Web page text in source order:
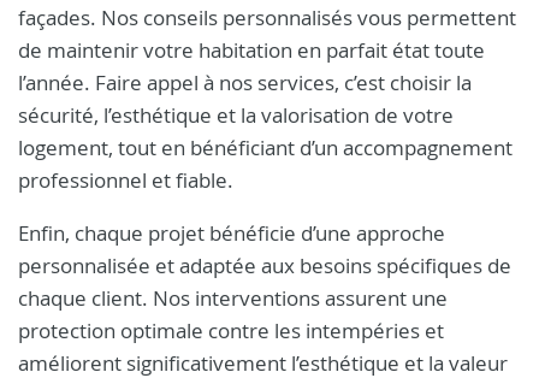
façades. Nos conseils personnalisés vous permettent
de maintenir votre habitation en parfait état toute
l’année. Faire appel à nos services, c’est choisir la
sécurité, l’esthétique et la valorisation de votre
logement, tout en bénéficiant d’un accompagnement
professionnel et fiable.
Enfin, chaque projet bénéficie d’une approche
personnalisée et adaptée aux besoins spécifiques de
chaque client. Nos interventions assurent une
protection optimale contre les intempéries et
améliorent significativement l’esthétique et la valeur